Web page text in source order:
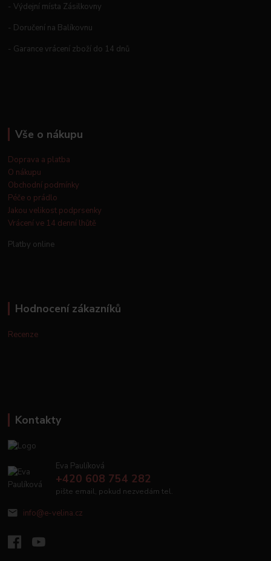
- Výdejní místa Zásilkovny
- Doručení na Balíkovnu
- Garance vrácení zboží do 14 dnů
Vše o nákupu
Doprava a platba
O nákupu
Obchodní podmínky
Péče o prádlo
Jakou velikost podprsenky
Vrácení ve 14 denní lhůtě
Platby online
Hodnocení zákazníků
Recenze
Kontakty
Eva Paulíková
+420 608 754 282
pište email, pokud nezvedám tel.
info@e-velina.cz